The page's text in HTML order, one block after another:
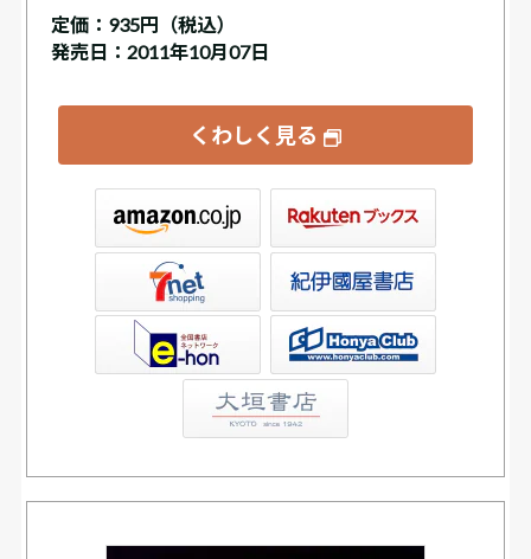
定価： 935円（税込）
発売日：2011年10月07日
くわしく見る
書店ウェブストア